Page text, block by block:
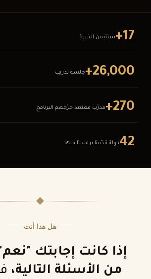
17+ سنة من الخبرة
26,000+ جلسة تدريب
270+ مدرّب معتمد خرّجهم البرنامج
42دولة قدّمنا برامجنا فيها
هل هذا أنت
إذا كانت إجابتك
من الأسئلة التالية،